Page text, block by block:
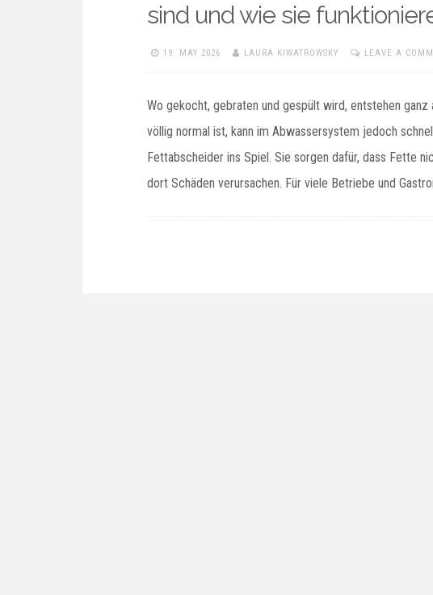
sind und wie sie
19. MAY 2026 LAURA KIWATROWSKY LEAVE A
Wo gekocht, gebraten und gespült wird, entstehen
völlig normal ist, kann im Abwassersystem jedoch
Fettabscheider ins Spiel. Sie sorgen dafür, dass Fette
dort Schäden verursachen. Für viele Betriebe und